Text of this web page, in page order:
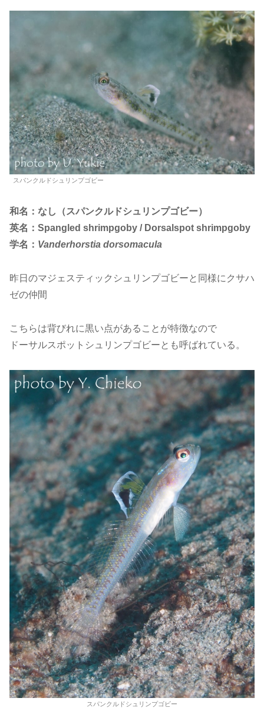
スパンクルドシュリンプゴビー
和名：なし（スパンクルドシュリンプゴビー）
英名：Spangled shrimpgoby / Dorsalspot shrimpgoby
学名： Vanderhorstia dorsomacula
昨日のマジェスティックシュリンプゴビーと同様にクサハ
ゼの仲間
こちらは背びれに黒い点があることが特徴なので
ドーサルスポットシュリンプゴビーとも呼ばれている。
スパンクルドシュリンプゴビー